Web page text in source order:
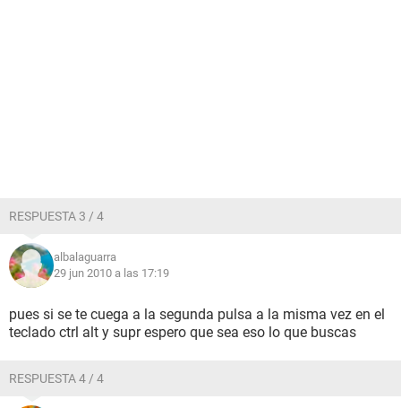
RESPUESTA 3 / 4
albalaguarra
29 jun 2010 a las 17:19
pues si se te cuega a la segunda pulsa a la misma vez en el
teclado ctrl alt y supr espero que sea eso lo que buscas
RESPUESTA 4 / 4